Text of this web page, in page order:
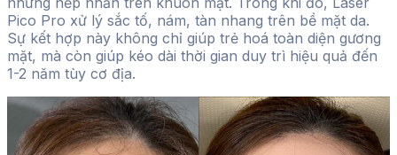
Pico Pro xử lý sắc tố, nám, tàn nhang trên bề mặt da.
Sự kết hợp này không chỉ giúp trẻ hoá toàn diện gương
mặt, mà còn giúp kéo dài thời gian duy trì hiệu quả đến
1-2 năm tùy cơ địa.